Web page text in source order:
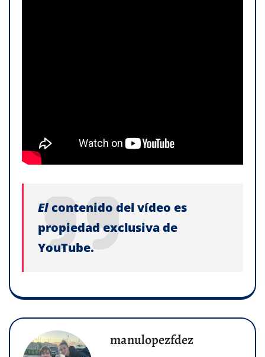
Elcontenido del vídeo es
propiedad exclusiva de
YouTube.
manulopezfdez